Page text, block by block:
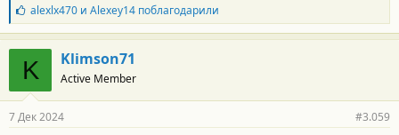
Б
л
а
г
о
д
а
н
alexlx470и Alexey14поблагодарили
K Klimson71
Active Member
7 Дек 2024 #3.059